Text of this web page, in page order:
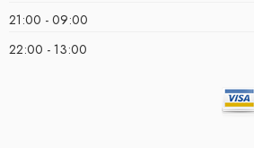
09:00 - 21:00
13:00 - 22:00